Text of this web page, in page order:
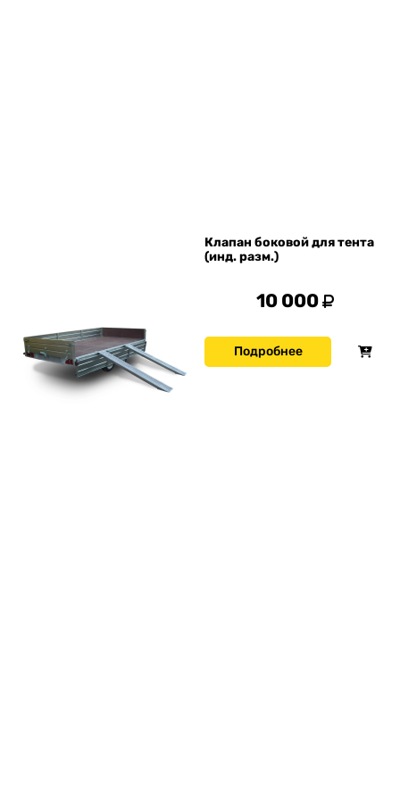
Клапан боковой для тента
(инд. разм.)
10 000
Подробнее